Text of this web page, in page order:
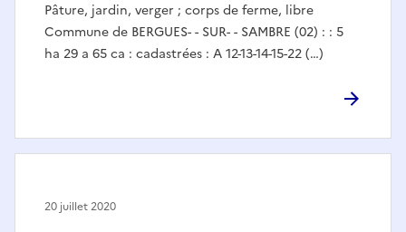
Pâture, jardin, verger ; corps de ferme, libre
Commune de BERGUES- - SUR- - SAMBRE (02) : : 5
ha 29 a 65 ca : cadastrées : A 12-13-14-15-22 (…)
20 juillet 2020